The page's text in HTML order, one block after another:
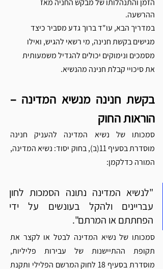
הזמן והתנהלותו של מבקש החניה מאז
ההרשעה.
במדריך הבא, עו"ד ברוך גדע מסביר כיצד
מגישים בקשת חנינה, מי רשאי להגיש, ואילו
מסמכים ונימוקים יכולים להגדיל משמעותית
את סיכויי קבלת חנינה מהנשיא.
הוראות החוק
המורה כדלקמן:
הפחתתם או המרתם".